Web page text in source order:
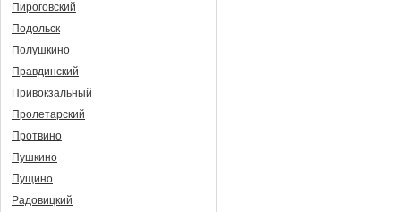
Пироговский
Подольск
Полушкино
Правдинский
Привокзальный
Пролетарский
Протвино
Пушкино
Пущино
Радовицкий